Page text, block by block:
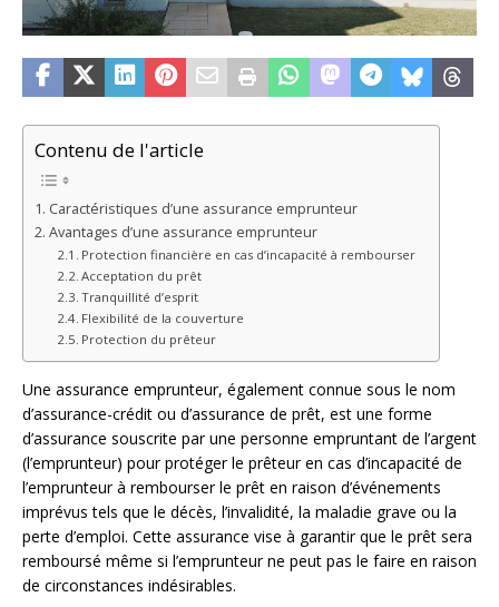
Contenu de l'article
Caractéristiques d’une assurance emprunteur
Avantages d’une assurance emprunteur
Protection financière en cas d’incapacité à rembourser
Acceptation du prêt
Tranquillité d’esprit
Flexibilité de la couverture
Protection du prêteur
Une assurance emprunteur, également connue sous le nom
d’assurance-crédit ou d’assurance de prêt, est une forme
d’assurance souscrite par une personne empruntant de l’argent
(l’emprunteur) pour protéger le prêteur en cas d’incapacité de
l’emprunteur à rembourser le prêt en raison d’événements
imprévus tels que le décès, l’invalidité, la maladie grave ou la
perte d’emploi. Cette assurance vise à garantir que le prêt sera
remboursé même si l’emprunteur ne peut pas le faire en raison
de circonstances indésirables.